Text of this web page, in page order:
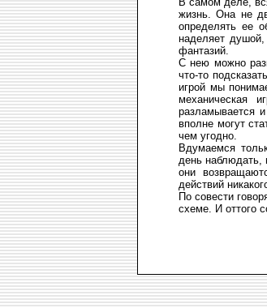
жизнь. Она не
определять ее
наделяет
фантазий.
С нею можно
что-то
игрой мы
механическая
разламывается
вполне могут
чем угодно.
Вдумаемся
день наблюдать,
они
действий
По совести
схеме. И оттого